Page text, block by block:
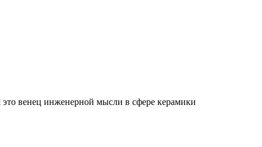
венец инженерной мысли в сфере керамики